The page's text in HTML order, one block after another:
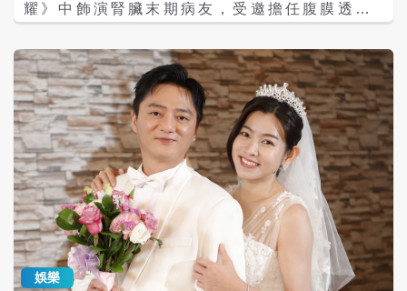
耀》中飾演腎臟末期病友，受邀擔任腹膜透析
大使，他笑說沒想過會因為演八點檔演到變成
病。近日他在八點檔中與米可白有吻戲，女兒
看到很生氣：「你為什麼可以親別人？要跟媽
媽說對不起。」 藍葦華表示，因為媽媽有糖尿
病，也會擔心他有家族遺傳，因此他戒掉愛喝
珍奶的習慣，改喝無糖茶跟咖啡，也會帶大水
壺出門多喝水。他感受到身體過了40歲之後狀
態差很多，跑一下就會喘，拍追趕戲還不小心
撕裂傷，上個月尬戲超過40小時就長皰疹。
藍葦華最近在八點檔中向懷孕的米可白求婚，
兩人還有接吻親密戲，藍葦華拍親密戲不用跟
老婆報備，反而是女兒很生氣罵他：「你為什
麼可以親別人，要跟媽媽說對不起。」藍葦華
苦笑：「我就跟我老婆說對不起，我不應該親
娛樂